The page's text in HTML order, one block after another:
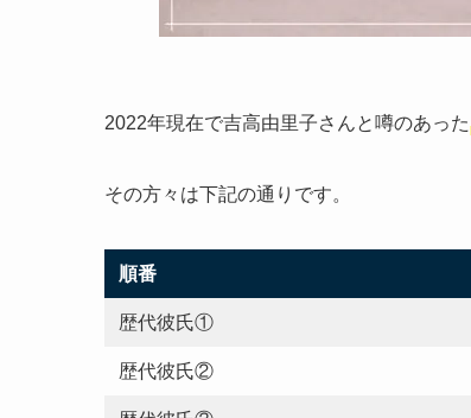
2022年現在で吉高由里子さんと噂のあった
その方々は下記の通りです。
順番
歴代彼氏①
歴代彼氏②